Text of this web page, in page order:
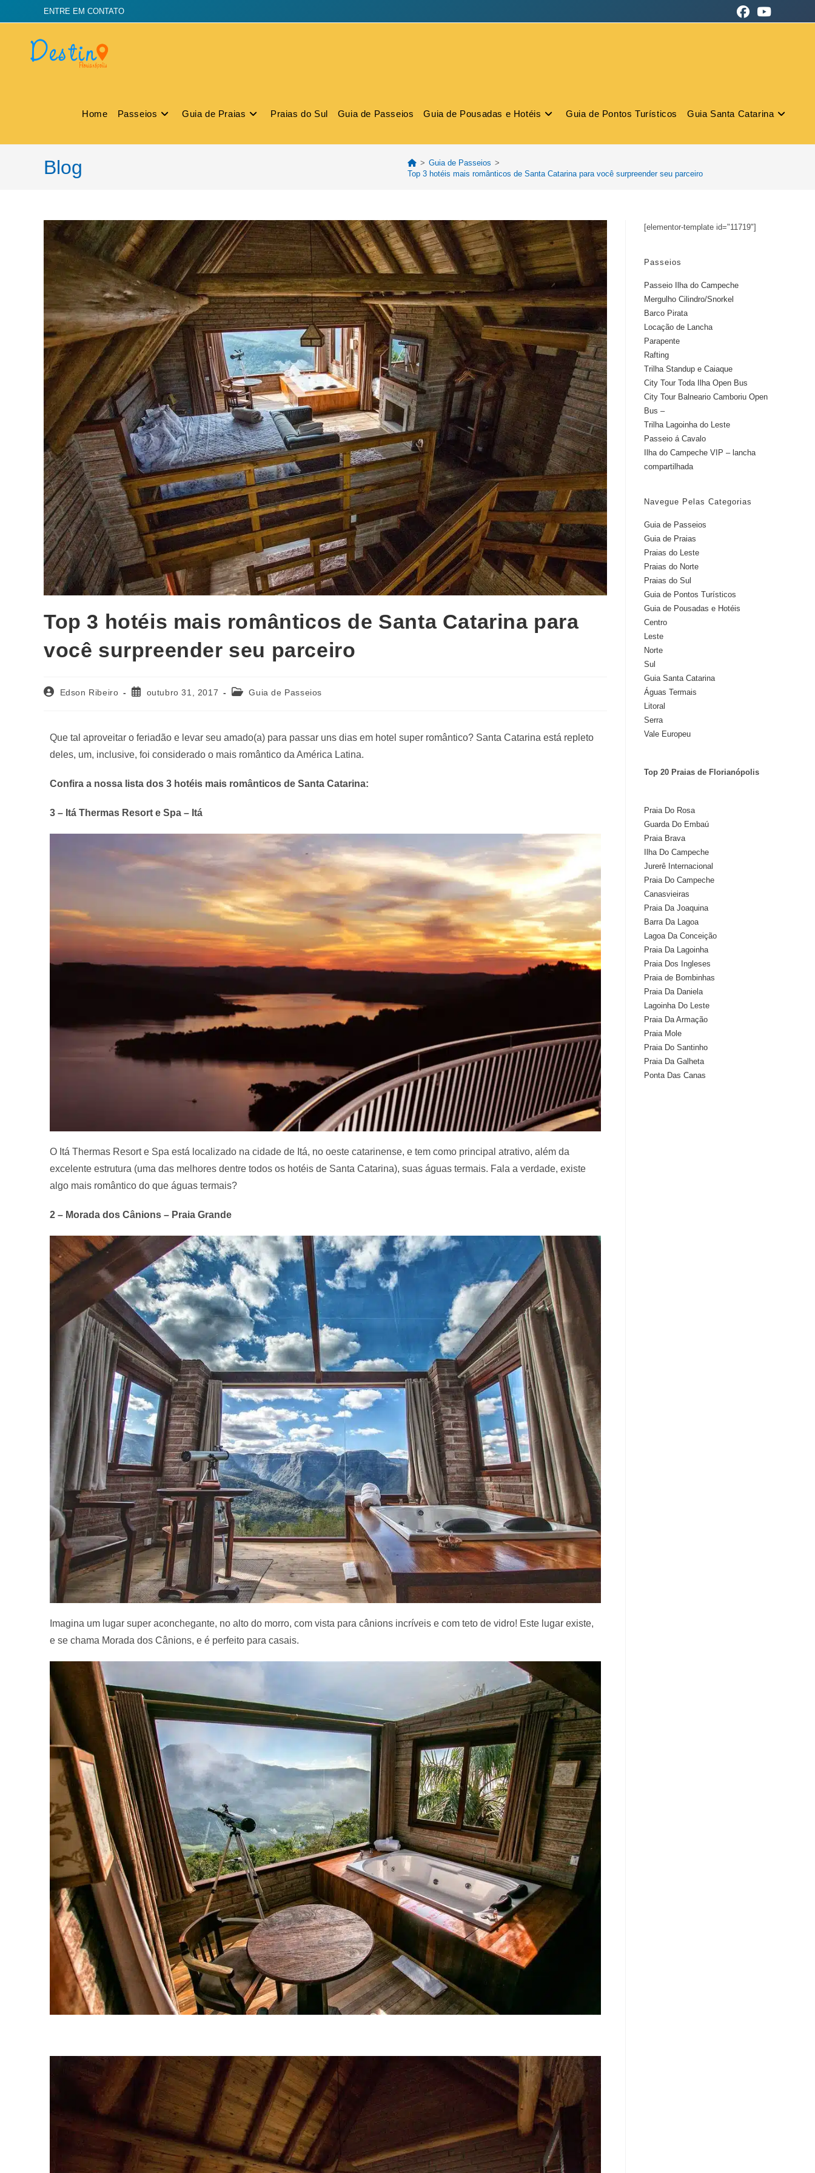
ENTRE EM CONTATO
Home Passeios Guia de Praias Praias do Sul Guia de Passeios Guia de Pousadas e Hotéis Guia de Pontos Turísticos Guia Santa Catarina
Blog > Guia de Passeios >
Top 3 hotéis mais românticos de Santa Catarina para você surpreender seu parceiro
Top 3 hotéis mais românticos de Santa Catarina para
você surpreender seu parceiro
Edson Ribeiro outubro 31, 2017 Guia de Passeios
Que tal aproveitar o feriadão e levar seu amado(a) para passar uns dias em hotel super romântico? Santa Catarina está repleto
deles, um, inclusive, foi considerado o mais romântico da América Latina.
Confira a nossa lista dos 3 hotéis mais românticos de Santa Catarina:
3 – Itá Thermas Resort e Spa – Itá
O Itá Thermas Resort e Spa está localizado na cidade de Itá, no oeste catarinense, e tem como principal atrativo, além da
excelente estrutura (uma das melhores dentre todos os hotéis de Santa Catarina), suas águas termais. Fala a verdade, existe
algo mais romântico do que águas termais?
2 – Morada dos Cânions – Praia Grande
Imagina um lugar super aconchegante, no alto do morro, com vista para cânions incríveis e com teto de vidro! Este lugar existe,
e se chama Morada dos Cânions, e é perfeito para casais.
[elementor-template id="11719"]
Passeios
Passeio Ilha do Campeche
Mergulho Cilindro/Snorkel
Barco Pirata
Locação de Lancha
Parapente
Rafting
Trilha Standup e Caiaque
City Tour Toda Ilha Open Bus
City Tour Balneario Camboriu Open
Bus –
Trilha Lagoinha do Leste
Passeio á Cavalo
Ilha do Campeche VIP – lancha
compartilhada
Navegue Pelas Categorias
Guia de Passeios
Guia de Praias
Praias do Leste
Praias do Norte
Praias do Sul
Guia de Pontos Turísticos
Guia de Pousadas e Hotéis
Centro
Leste
Norte
Sul
Guia Santa Catarina
Águas Termais
Litoral
Serra
Vale Europeu
Top 20 Praias de Florianópolis
Praia Do Rosa
Guarda Do Embaú
Praia Brava
Ilha Do Campeche
Jurerê Internacional
Praia Do Campeche
Canasvieiras
Praia Da Joaquina
Barra Da Lagoa
Lagoa Da Conceição
Praia Da Lagoinha
Praia Dos Ingleses
Praia de Bombinhas
Praia Da Daniela
Lagoinha Do Leste
Praia Da Armação
Praia Mole
Praia Do Santinho
Praia Da Galheta
Ponta Das Canas